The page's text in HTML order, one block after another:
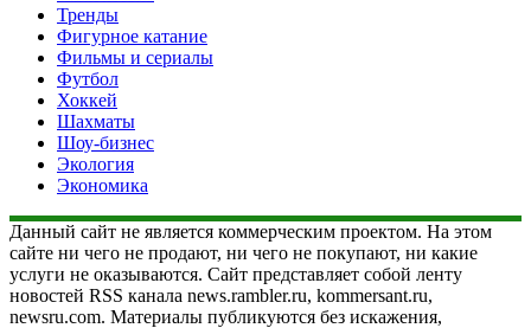
Тренды
Фигурное катание
Фильмы и сериалы
Футбол
Хоккей
Шахматы
Шоу-бизнес
Экология
Экономика
Данный сайт не является коммерческим проектом. На этом
сайте ни чего не продают, ни чего не покупают, ни какие
услуги не оказываются. Сайт представляет собой ленту
новостей RSS канала news.rambler.ru, kommersant.ru,
newsru.com. Материалы публикуются без искажения,